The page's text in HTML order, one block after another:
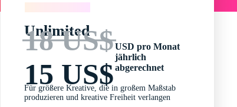
Unlimited
18 US$
15 US$
USD pro Monat
jährlich
abgerechnet
Für größere Kreative, die in großem Maßstab
produzieren und kreative Freiheit verlangen